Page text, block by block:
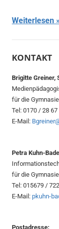
Weiterlesen
KONTAKT
Brigitte Greiner,
für die
Tel: 0170 / 28 67
E-Mail:
Petra Kuhn-
für die
Tel: 015679 /
E-Mail: pkuhn-
Postadresse: